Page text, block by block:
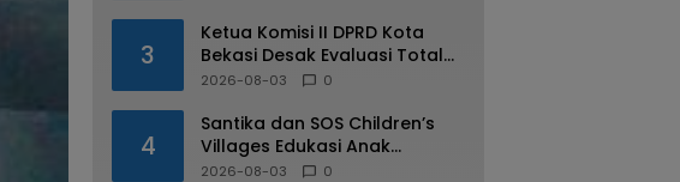
3
Ketua Komisi II DPRD Kota
Bekasi Desak Evaluasi Total
Usai Dugaan Pungli Oknum
2026-08-03 0
4
Santika dan SOS Children’s
Villages Edukasi Anak
Mengenal Industri Perhotelan
2026-08-03 0